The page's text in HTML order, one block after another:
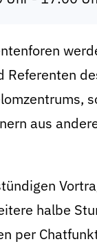
Referenten
aus
halbe
per